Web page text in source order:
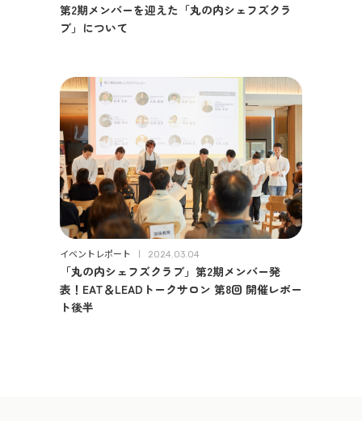
第2期メンバーを迎えた「丸の内シェフズクラ
ブ」について
イベントレポート 2024.03.04
「丸の内シェフズクラブ」第2期メンバー発
表！EAT＆LEADトークサロン 第8回 開催レポー
ト後半